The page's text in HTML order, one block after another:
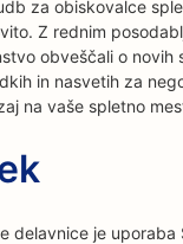
za obiskovalce
Z rednim
obveščali o novih
in nasvetih za
na vaše spletno
delavnice je uporaba